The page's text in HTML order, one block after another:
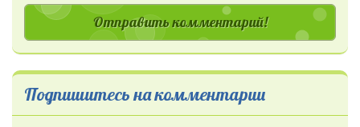
Отправить комментарий!
Подпишитесь на комментарии